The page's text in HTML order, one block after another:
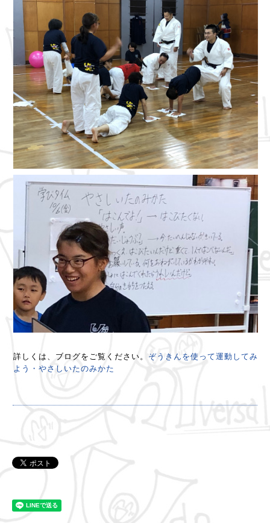
詳しくは、ブログをご覧ください。 ぞうきんを使って運動してみ
よう・やさしいたのみかた